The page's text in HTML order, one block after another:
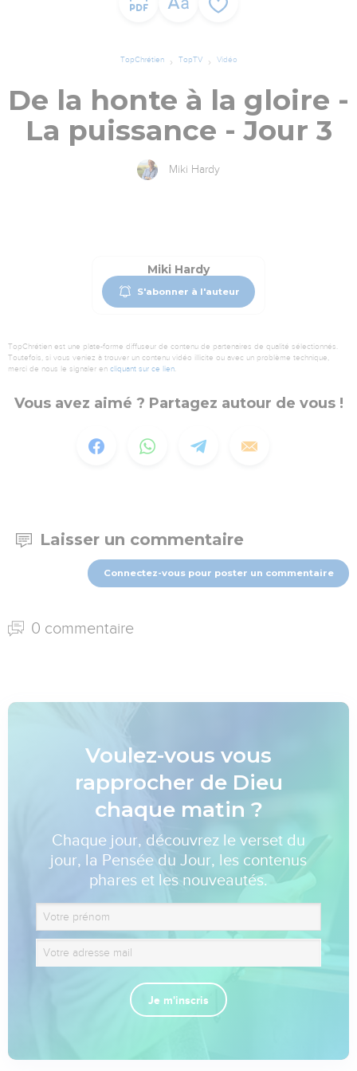
TopChrétien TopTV Vidéo
De la honte à la gloire -
La puissance - Jour 3
Miki Hardy
Miki Hardy
S'abonner à l'auteur
TopChrétien est une plate-forme diffuseur de contenu de partenaires de qualité sélectionnés.
Toutefois, si vous veniez à trouver un contenu vidéo illicite ou avec un problème technique,
merci de nous le signaler en cliquant sur ce lien.
Vous avez aimé ? Partagez autour de vous !
Laisser un commentaire
Connectez-vous pour poster un commentaire
0 commentaire
Voulez-vous vous
rapprocher de Dieu
chaque matin ?
Chaque jour, découvrez le verset du
jour, la Pensée du Jour, les contenus
phares et les nouveautés.
Je m'inscris